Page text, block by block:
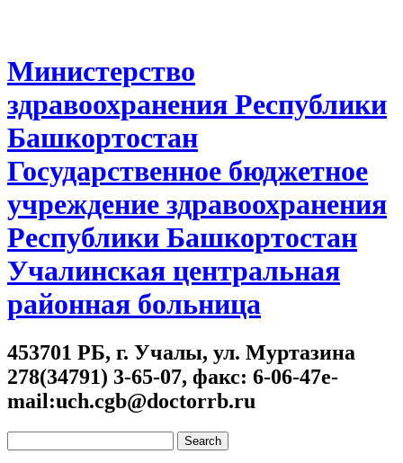
Министерство
здравоохранения Республики
Башкортостан
Государственное бюджетное
учреждение здравоохранения
Республики Башкортостан
Учалинская центральная
районная больница
453701 РБ, г. Учалы, ул. Муртазина
278(34791) 3-65-07, факс: 6-06-47e-
mail:uch.cgb@doctorrb.ru